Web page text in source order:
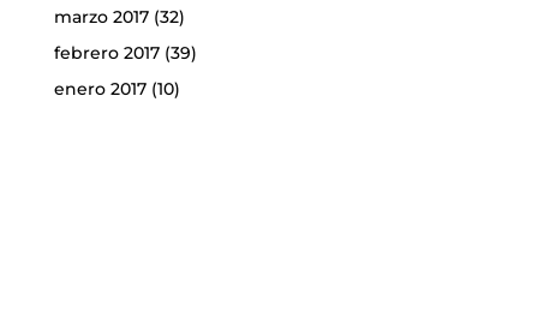
marzo 2017(32)
febrero 2017(39)
enero 2017(10)